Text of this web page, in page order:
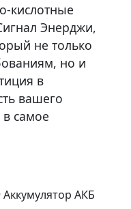
кислотные
Энерджи,
не только
но и
в
вашего
в самое
Аккумулятор АКБ